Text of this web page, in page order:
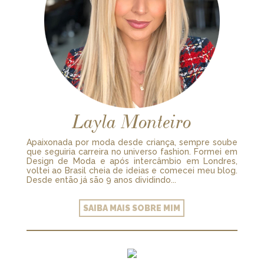
Layla Monteiro
Apaixonada por moda desde criança, sempre soube
que seguiria carreira no universo fashion. Formei em
Design de Moda e após intercâmbio em Londres,
voltei ao Brasil cheia de ideias e comecei meu blog.
Desde então já são 9 anos dividindo...
SAIBA MAIS SOBRE MIM